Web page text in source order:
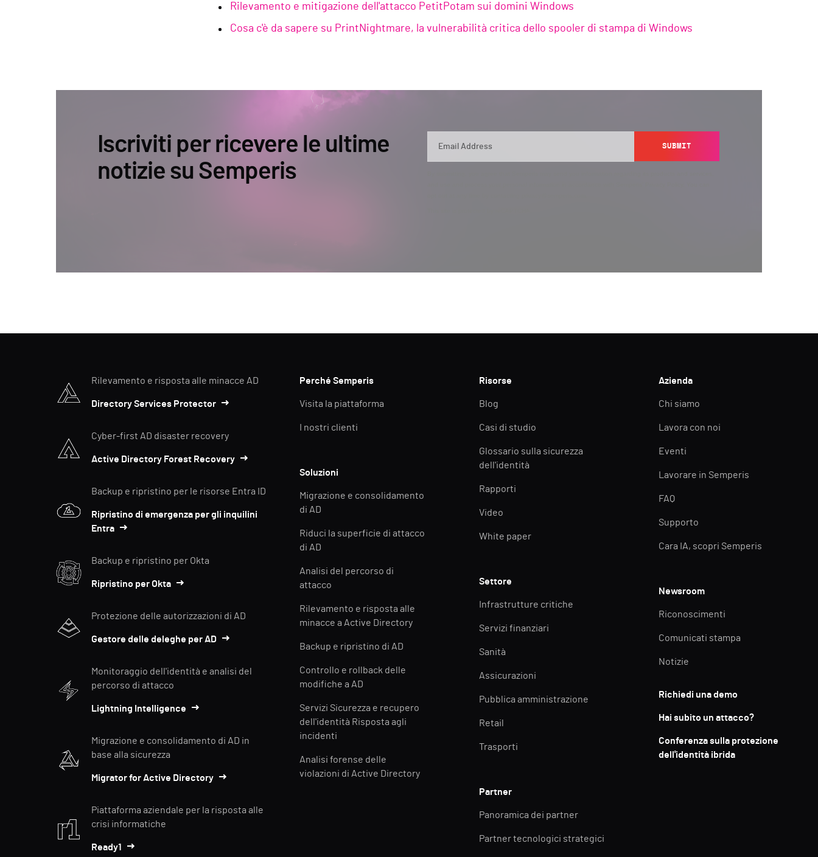
Rilevamento e mitigazione dell'attacco PetitPotam sui domini Windows
Cosa c'è da sapere su PrintNightmare, la vulnerabilità critica dello spooler di stampa di Windows
Iscriviti per ricevere le ultime
notizie su Semperis
SUBMIT
Rilevamento e risposta alle minacce AD
Directory Services Protector
Cyber-first AD disaster recovery
Active Directory Forest Recovery
Backup e ripristino per le risorse Entra ID
Ripristino di emergenza per gli inquilini
Entra
Backup e ripristino per Okta
Ripristino per Okta
Protezione delle autorizzazioni di AD
Gestore delle deleghe per AD
Monitoraggio dell'identità e analisi del
percorso di attacco
Lightning Intelligence
Migrazione e consolidamento di AD in
base alla sicurezza
Migrator for Active Directory
Piattaforma aziendale per la risposta alle
crisi informatiche
Ready1
Perché Semperis
Visita la piattaforma
I nostri clienti
Soluzioni
Migrazione e consolidamento
di AD
Riduci la superficie di attacco
di AD
Analisi del percorso di
attacco
Rilevamento e risposta alle
minacce a Active Directory
Backup e ripristino di AD
Controllo e rollback delle
modifiche a AD
Servizi Sicurezza e recupero
dell'identità Risposta agli
incidenti
Analisi forense delle
violazioni di Active Directory
Risorse
Blog
Casi di studio
Glossario sulla sicurezza
dell'identità
Rapporti
Video
White paper
Settore
Infrastrutture critiche
Servizi finanziari
Sanità
Assicurazioni
Pubblica amministrazione
Retail
Trasporti
Partner
Panoramica dei partner
Partner tecnologici strategici
Azienda
Chi siamo
Lavora con noi
Eventi
Lavorare in Semperis
FAQ
Supporto
Cara IA, scopri Semperis
Newsroom
Riconoscimenti
Comunicati stampa
Notizie
Richiedi una demo
Hai subito un attacco?
Conferenza sulla protezione
dell'identità ibrida